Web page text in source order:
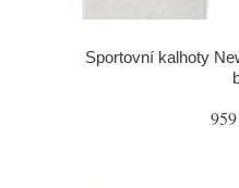
Sportovní kalhoty